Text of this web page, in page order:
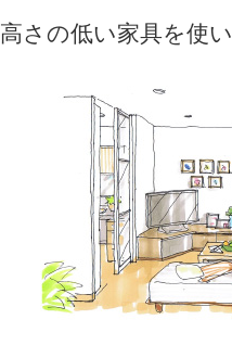
高さの低い家具を使